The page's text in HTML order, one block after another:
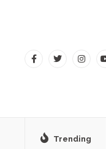
Trending